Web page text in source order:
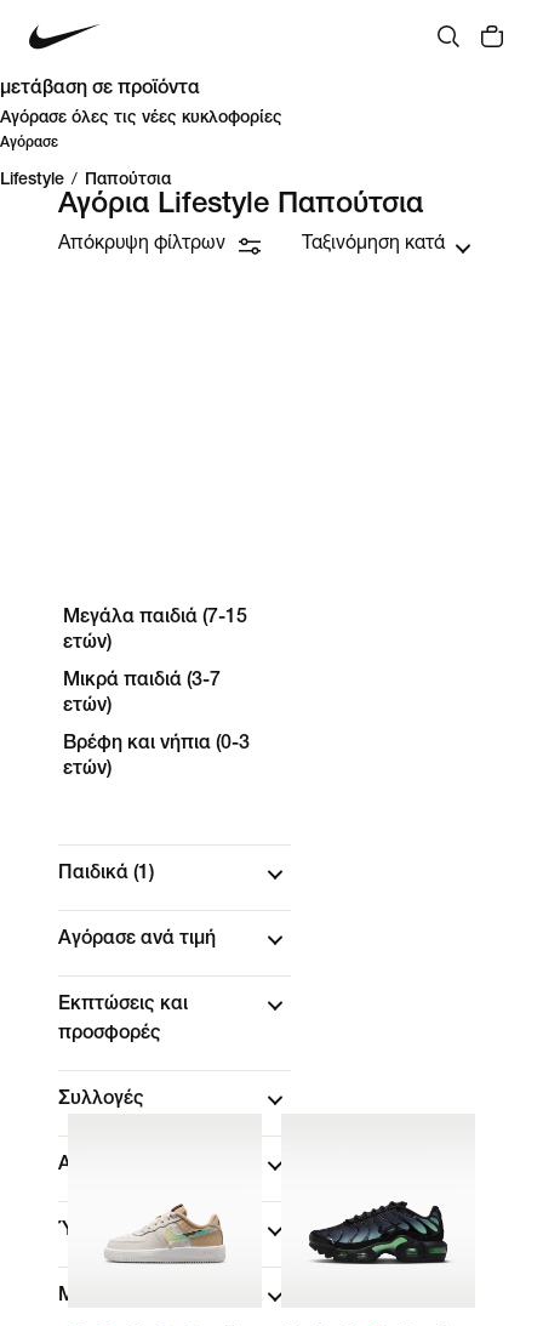
μετάβαση σε προϊόντα
Αγόρασε όλες τις νέες κυκλοφορίες
Αγόρασε
Lifestyle / Παπούτσια
Αγόρια Lifestyle Παπούτσια
Απόκρυψη φίλτρων Ταξινόμηση κατά
Μεγάλα παιδιά (7-15
ετών)
Μικρά παιδιά (3-7
ετών)
Βρέφη και νήπια (0-3
ετών)
Παιδικά (1)
Αγόρασε ανά τιμή
Εκπτώσεις και
προσφορές
Συλλογές
Αθλήματα
Ύψος παπουτσιού
Μέγεθος